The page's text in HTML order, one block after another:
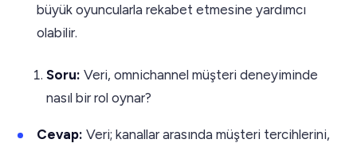
büyük oyuncularla rekabet etmesine yardımcı
olabilir.
Soru: Veri, omnichannel müşteri deneyiminde
nasıl bir rol oynar?
Cevap: Veri; kanallar arasında müşteri tercihlerini,